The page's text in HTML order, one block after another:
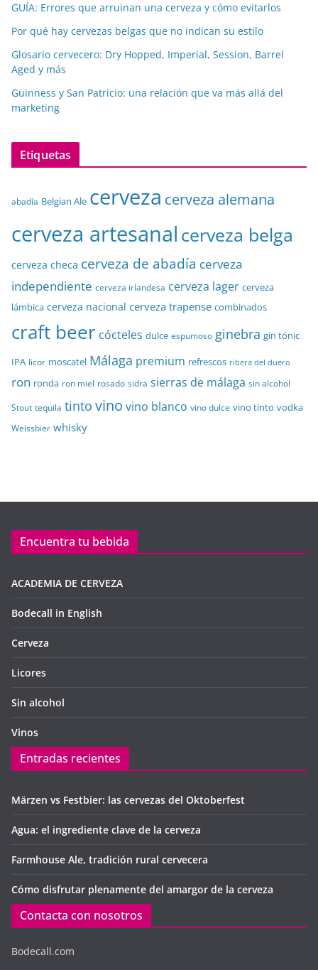
GUÍA: Errores que arruinan una cerveza y cómo evitarlos
Por qué hay cervezas belgas que no indican su estilo
Glosario cervecero: Dry Hopped, Imperial, Session, Barrel
Aged y más
Guinness y San Patricio: una relación que va más allá del
marketing
Etiquetas
abadía Belgian Ale cerveza cerveza alemana
cerveza artesanal cerveza belga
cerveza checa cerveza de abadía cerveza
independiente cerveza irlandesa cerveza lager cerveza
lámbica cerveza nacional cerveza trapense combinados
craft beer cócteles dulce espumoso ginebra gin tónic
IPA licor moscatel Málaga premium refrescos ribera del duero
ron ronda ron miel rosado sidra sierras de málaga sin alcohol
Stout tequila tinto vino vino blanco vino dulce vino tinto vodka
Weissbier whisky
Encuentra tu bebida
ACADEMIA DE CERVEZA
Bodecall in English
Cerveza
Licores
Sin alcohol
Vinos
Entradas recientes
Märzen vs Festbier: las cervezas del Oktoberfest
Agua: el ingrediente clave de la cerveza
Farmhouse Ale, tradición rural cervecera
Cómo disfrutar plenamente del amargor de la cerveza
Contacta con nosotros
Bodecall.com